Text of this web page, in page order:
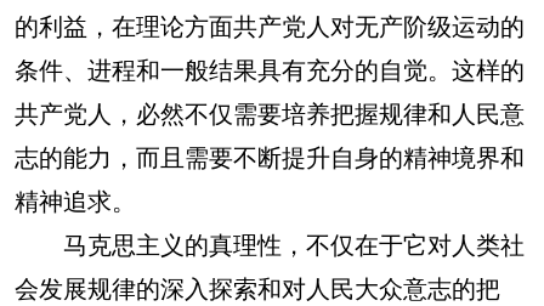
的利益，在理论方面共产党人对无产阶级运动的
条件、进程和一般结果具有充分的自觉。这样的
共产党人，必然不仅需要培养把握规律和人民意
志的能力，而且需要不断提升自身的精神境界和
精神追求。
马克思主义的真理性，不仅在于它对人类社
会发展规律的深入探索和对人民大众意志的把